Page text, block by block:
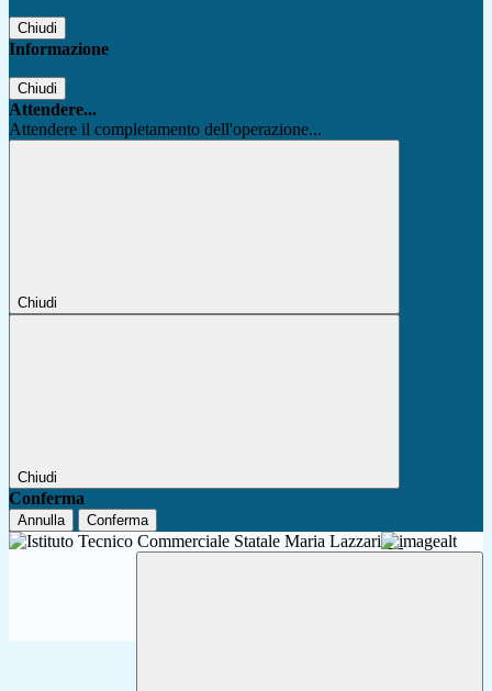
Chiudi
Informazione
Chiudi
Attendere...
Attendere il completamento dell'operazione...
Chiudi
Chiudi
Conferma
Annulla Conferma